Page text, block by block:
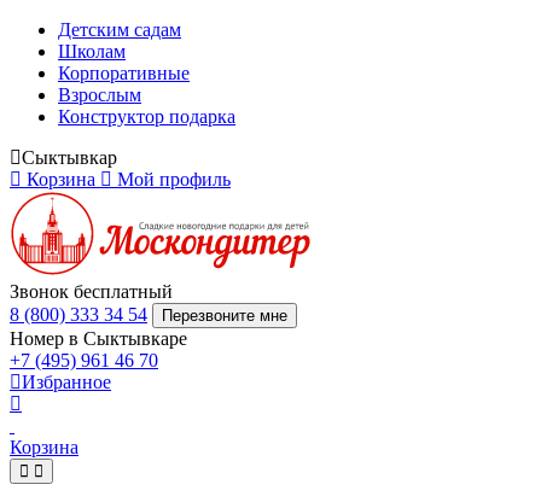
Детским садам
Школам
Корпоративные
Взрослым
Конструктор подарка
Сыктывкар
Корзина
Мой профиль
Звонок бесплатный
8 (800) 333 34 54
Перезвоните мне
Номер в Сыктывкаре
+7 (495) 961 46 70
Избранное
Корзина